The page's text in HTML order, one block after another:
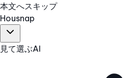
本文へスキップ
Housnap
見て選ぶAI